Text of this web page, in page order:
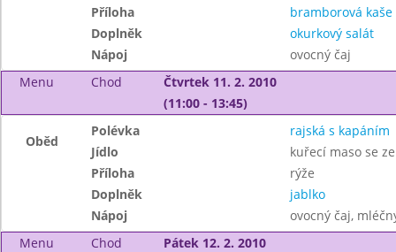
Příloha
bramborová kaše
Doplněk
okurkový salát
Nápoj
ovocný čaj
Menu
Chod
Čtvrtek 11. 2. 2010
(11:00 - 13:45)
Oběd
Polévka
rajská s kapáním
Jídlo
kuřecí maso se
Příloha
rýže
Doplněk
jablko
Nápoj
ovocný čaj,
Menu
Chod
Pátek 12. 2. 2010